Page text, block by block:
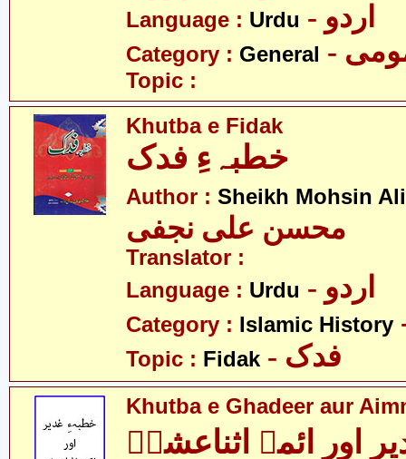
Language : Urdu - اردو
Category : General
Topic :
Khutba e Fidak
خطبہءِ فدک
Author : Sheikh Mohsin
محسن علی نجفی
Translator :
Language : Urdu - اردو
Category : Islamic History
Topic : Fidak - فدک
Khutba e Ghadeer aur
اور ائمہ اثناعشرؑ